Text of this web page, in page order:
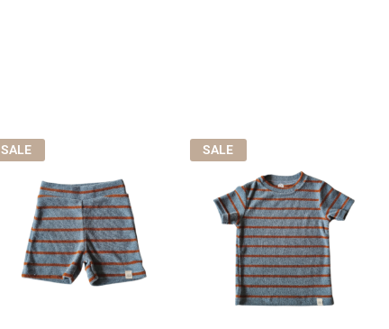
SALE SALE